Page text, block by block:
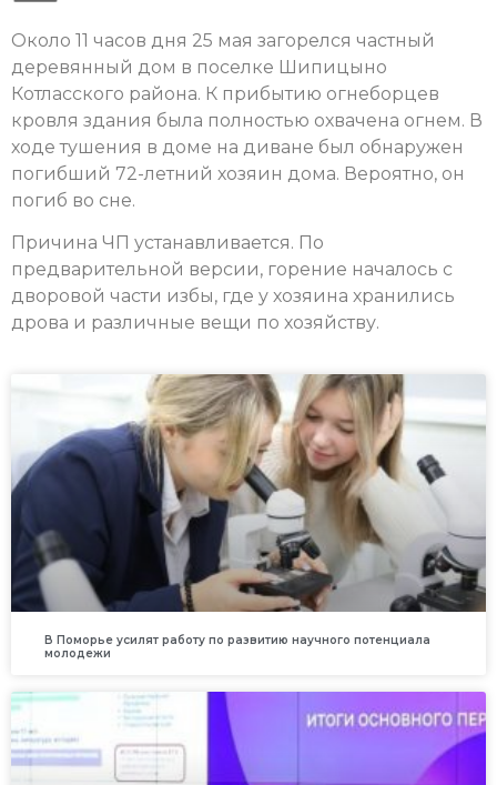
Около 11 часов дня 25 мая загорелся частный
деревянный дом в поселке Шипицыно
Котласского района. К прибытию огнеборцев
кровля здания была полностью охвачена огнем. В
ходе тушения в доме на диване был обнаружен
погибший 72-летний хозяин дома. Вероятно, он
погиб во сне.
Причина ЧП устанавливается. По
предварительной версии, горение началось с
дворовой части избы, где у хозяина хранились
дрова и различные вещи по хозяйству.
В Поморье усилят работу по развитию научного потенциала
молодежи